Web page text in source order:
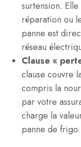
surtension.
réparation ou
panne est
réseau
Clause «
clause couvre
compris la
par votre
charge la
panne de frigo.